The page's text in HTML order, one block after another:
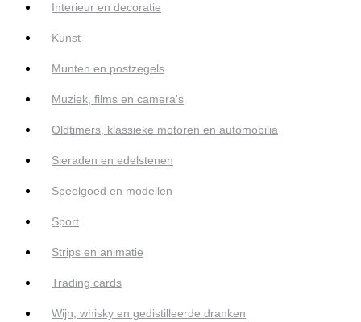
Interieur en decoratie
Kunst
Munten en postzegels
Muziek, films en camera's
Oldtimers, klassieke motoren en automobilia
Sieraden en edelstenen
Speelgoed en modellen
Sport
Strips en animatie
Trading cards
Wijn, whisky en gedistilleerde dranken